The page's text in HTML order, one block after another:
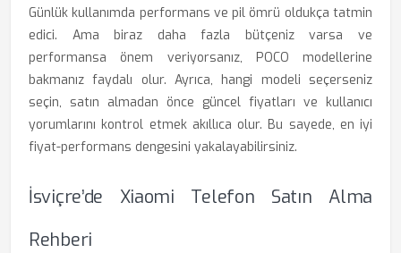
Günlük kullanımda performans ve pil ömrü oldukça tatmin
edici. Ama biraz daha fazla bütçeniz varsa ve
performansa önem veriyorsanız, POCO modellerine
bakmanız faydalı olur. Ayrıca, hangi modeli seçerseniz
seçin, satın almadan önce güncel fiyatları ve kullanıcı
yorumlarını kontrol etmek akıllıca olur. Bu sayede, en iyi
fiyat-performans dengesini yakalayabilirsiniz.
İsviçre’de Xiaomi Telefon Satın Alma
Rehberi